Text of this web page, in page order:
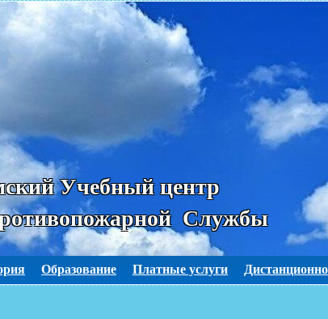
Учебный центр
Службы
Образование Платные услуги